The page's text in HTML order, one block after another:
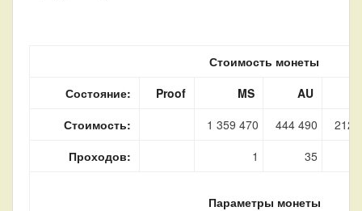
Стоимость монеты
Состояние:
Proof MS AU
Стоимость:
1 359 470 444 490
212
Проходов:
1 35
Параметры монеты